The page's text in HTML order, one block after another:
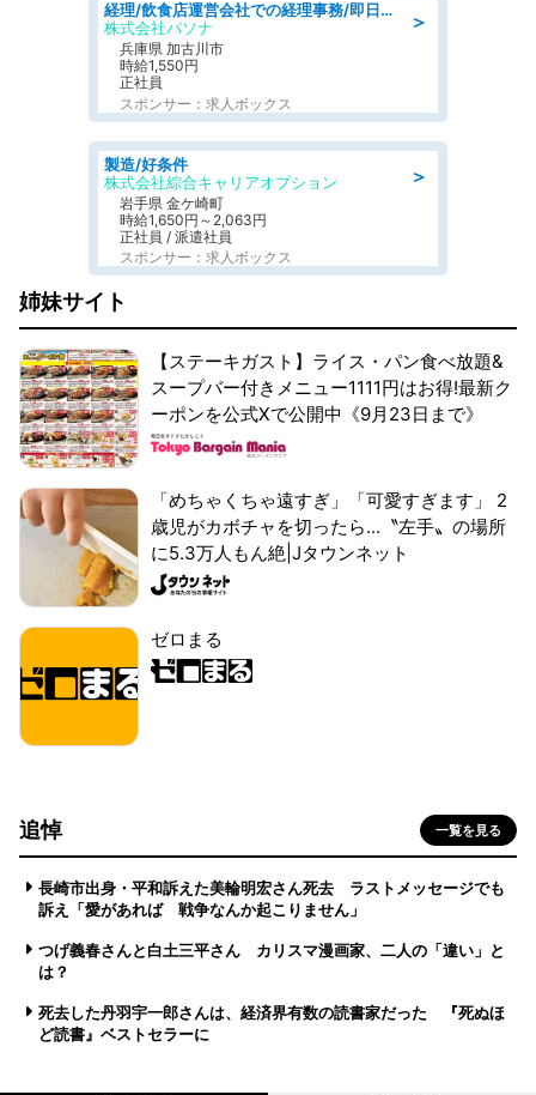
＞
経理/飲食店運営会社での経理事務/即日勤務可/車通勤可/経理/一般事務
株式会社パソナ
兵庫県 加古川市
時給1,550円
正社員
スポンサー：求人ボックス
＞
製造/好条件
株式会社綜合キャリアオプション
岩手県 金ケ崎町
時給1,650円～2,063円
正社員 / 派遣社員
スポンサー：求人ボックス
姉妹サイト
【ステーキガスト】ライス・パン食べ放題&
スープバー付きメニュー1111円はお得!最新ク
ーポンを公式Xで公開中《9月23日まで》
「めちゃくちゃ遠すぎ」「可愛すぎます」 2
歳児がカボチャを切ったら...〝左手〟の場所
に5.3万人もん絶|Jタウンネット
ゼロまる
追悼 一覧を見る
長崎市出身・平和訴えた美輪明宏さん死去 ラストメッセージでも
訴え「愛があれば 戦争なんか起こりません」
つげ義春さんと白土三平さん カリスマ漫画家、二人の「違い」と
は？
死去した丹羽宇一郎さんは、経済界有数の読書家だった 『死ぬほ
ど読書』ベストセラーに